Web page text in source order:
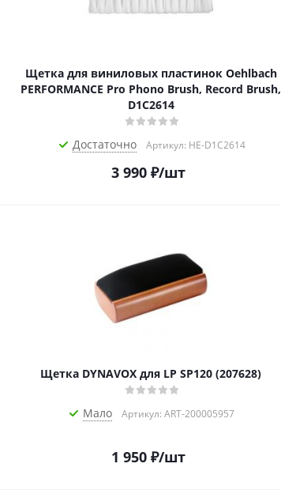
Щетка для виниловых пластинок Oehlbach
PERFORMANCE Pro Phono Brush, Record Brush,
D1C2614
Достаточно Артикул: HE-D1C2614
3 990₽/шт
Щетка DYNAVOX для LP SP120 (207628)
Мало Артикул: ART-200005957
1 950₽/шт